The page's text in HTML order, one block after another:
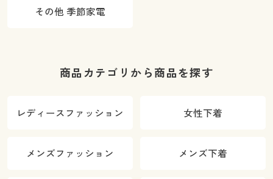
その他 季節家電
商品カテゴリから商品を探す
レディースファッション 女性下着
メンズファッション メンズ下着